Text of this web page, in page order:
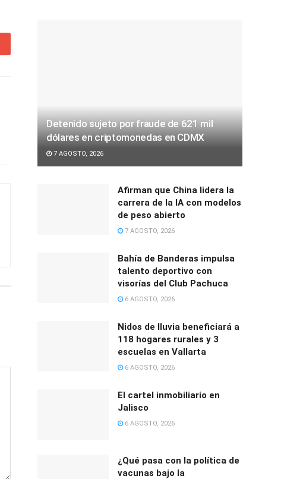
Detenido sujeto por fraude de 621 mil
dólares en criptomonedas en CDMX
7 AGOSTO, 2026
Afirman que China lidera la
carrera de la IA con modelos
de peso abierto
7 AGOSTO, 2026
Bahía de Banderas impulsa
talento deportivo con
visorías del Club Pachuca
6 AGOSTO, 2026
Nidos de lluvia beneficiará a
118 hogares rurales y 3
escuelas en Vallarta
6 AGOSTO, 2026
El cartel inmobiliario en
Jalisco
6 AGOSTO, 2026
¿Qué pasa con la política de
vacunas bajo la